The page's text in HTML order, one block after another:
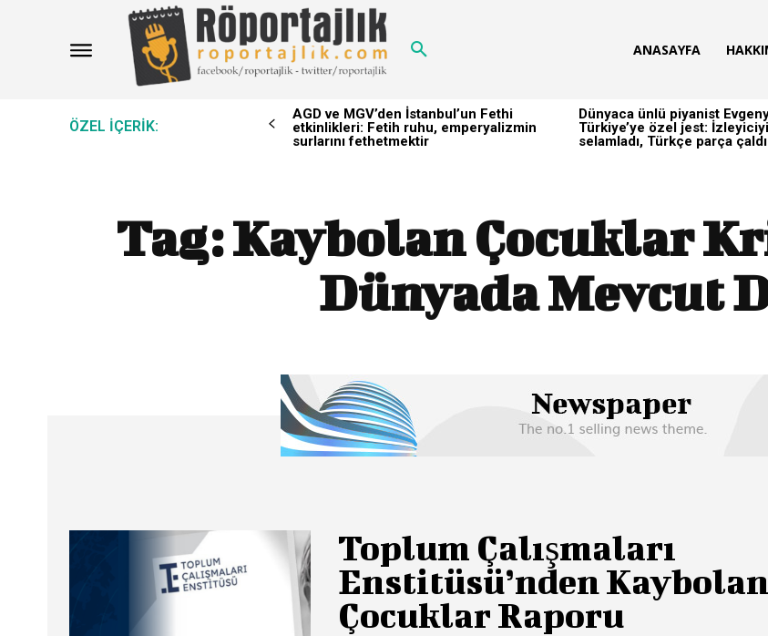
ANASAYFA
ÖZEL IÇERIK:
AGD ve MGV’den İstanbul’un Fethi
etkinlikleri: Fetih ruhu, emperyalizmin
surlarını fethetmektir
Dünyaca ünlü piyanist
Türkiye’ye özel jest:
selamladı, Türkçe parça çaldı
Tag:Kaybolan Çocuklar
Dünyada Mevcut
Toplum Çalışmaları
Enstitüsü’nden Kaybolan
Çocuklar Raporu